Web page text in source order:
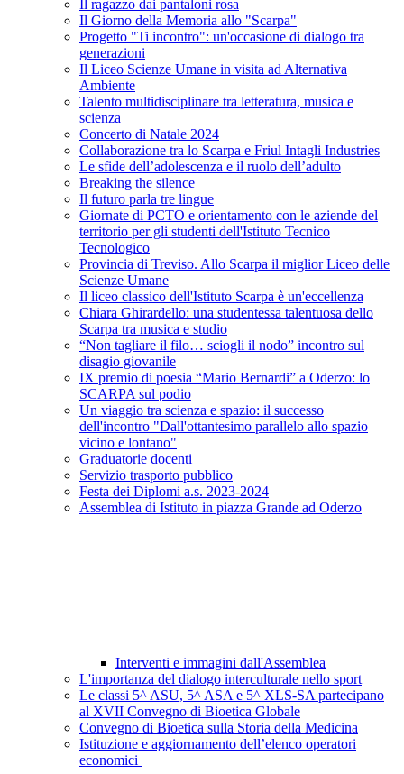
Il ragazzo dai pantaloni rosa
Il Giorno della Memoria allo "Scarpa"
Progetto "Ti incontro": un'occasione di dialogo tra
generazioni
Il Liceo Scienze Umane in visita ad Alternativa
Ambiente
Talento multidisciplinare tra letteratura, musica e
scienza
Concerto di Natale 2024
Collaborazione tra lo Scarpa e Friul Intagli Industries
Le sfide dell’adolescenza e il ruolo dell’adulto
Breaking the silence
Il futuro parla tre lingue
Giornate di PCTO e orientamento con le aziende del
territorio per gli studenti dell'Istituto Tecnico
Tecnologico
Provincia di Treviso. Allo Scarpa il miglior Liceo delle
Scienze Umane
Il liceo classico dell'Istituto Scarpa è un'eccellenza
Chiara Ghirardello: una studentessa talentuosa dello
Scarpa tra musica e studio
“Non tagliare il filo… sciogli il nodo” incontro sul
disagio giovanile
IX premio di poesia “Mario Bernardi” a Oderzo: lo
SCARPA sul podio
Un viaggio tra scienza e spazio: il successo
dell'incontro "Dall'ottantesimo parallelo allo spazio
vicino e lontano"
Graduatorie docenti
Servizio trasporto pubblico
Festa dei Diplomi a.s. 2023-2024
Assemblea di Istituto in piazza Grande ad Oderzo
Interventi e immagini dall'Assemblea
L'importanza del dialogo interculturale nello sport
Le classi 5^ ASU, 5^ ASA e 5^ XLS-SA partecipano
al XVII Convegno di Bioetica Globale
Convegno di Bioetica sulla Storia della Medicina
Istituzione e aggiornamento dell’elenco operatori
economici